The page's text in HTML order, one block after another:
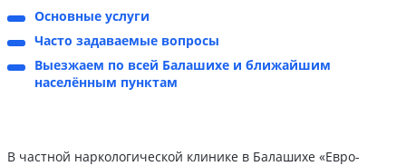
Основные услуги
Часто задаваемые вопросы
Выезжаем по всей Балашихе и ближайшим
населённым пунктам
В частной наркологической клинике в Балашихе «Евро-